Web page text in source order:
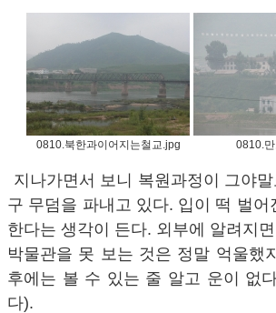
0810.북한과이어지는철교.jpg 0810.
지나가면서 보니 복원과정이 그야
구 무덤을 파내고 있다. 입이 떡 벌
한다는 생각이 든다. 외부에 알려지
박물관을 못 보는 것은 정말 억울했
후에는 볼 수 있는 줄 알고 운이 없
다).